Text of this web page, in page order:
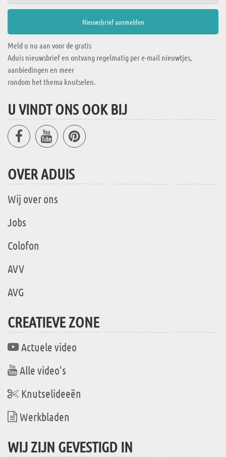
Meld u nu aan voor de gratis
Aduis nieuwsbrief en ontvang regelmatig per e-mail nieuwtjes,
aanbiedingen en meer
rondom het thema knutselen.
U VINDT ONS OOK BIJ
OVER ADUIS
Wij over ons
Jobs
Colofon
AVV
AVG
CREATIEVE ZONE
Actuele video
Alle video's
Knutselideeën
Werkbladen
WIJ ZIJN GEVESTIGD IN